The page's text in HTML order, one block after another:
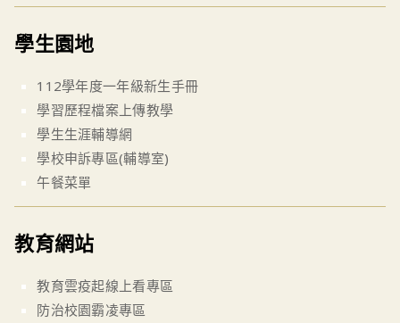
學生園地
112學年度一年級新生手冊
學習歷程檔案上傳教學
學生生涯輔導網
學校申訴專區(輔導室)
午餐菜單
教育網站
教育雲疫起線上看專區
防治校園霸凌專區